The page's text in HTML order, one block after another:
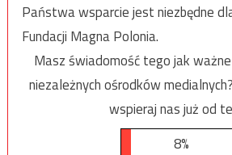
Państwa wsparcie jest niezbędne
Fundacji Magna Polonia.
Masz świadomość tego jak
niezależnych ośrodków
wspieraj nas już od
8%